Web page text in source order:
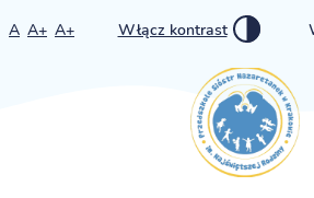
A A+ A+ Włącz kontrast